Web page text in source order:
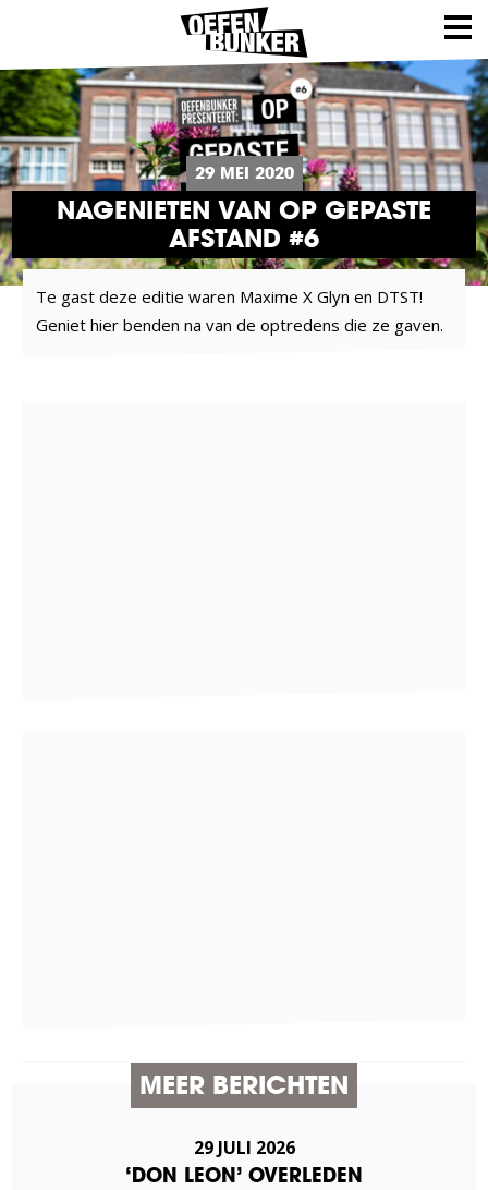
29 MEI 2020
NAGENIETEN VAN OP GEPASTE
AFSTAND #6
Te gast deze editie waren Maxime X Glyn en DTST!
Geniet hier benden na van de optredens die ze gaven.
MEER BERICHTEN
29 JULI 2026
‘DON LEON’ OVERLEDEN